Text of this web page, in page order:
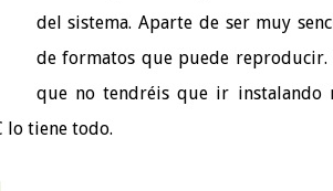
del sistema. Aparte de ser muy
de formatos que puede reproducir.
que no tendréis que ir instalando
lo tiene todo.